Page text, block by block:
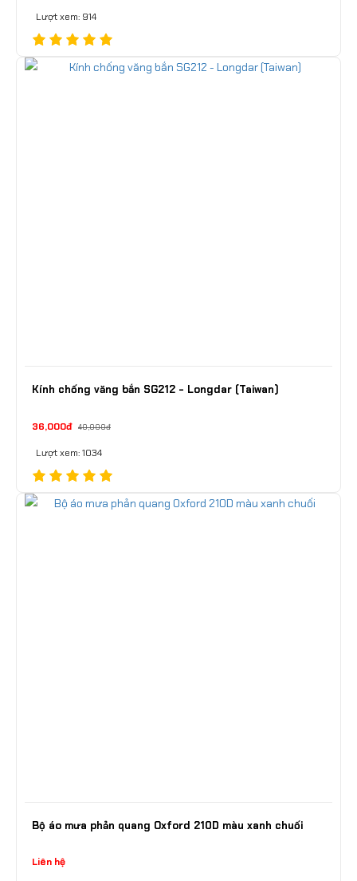
Lượt xem: 914
Kính chống văng bắn SG212 - Longdar (Taiwan)
36,000đ 40,000đ
Lượt xem: 1034
Bộ áo mưa phản quang Oxford 210D màu xanh chuối
Liên hệ